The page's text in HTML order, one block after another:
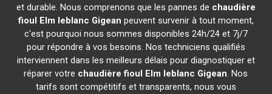
et durable. Nous comprenons que les pannes de chaudière
fioul Elm leblanc Gigean peuvent survenir à tout moment,
c'est pourquoi nous sommes disponibles 24h/24 et 7j/7
pour répondre à vos besoins. Nos techniciens qualifiés
interviennent dans les meilleurs délais pour diagnostiquer et
réparer votre chaudière fioul Elm leblanc Gigean. Nos
tarifs sont compétitifs et transparents, nous vous